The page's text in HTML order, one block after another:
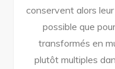
conservent alors
possible que
transformés en
plutôt multiples